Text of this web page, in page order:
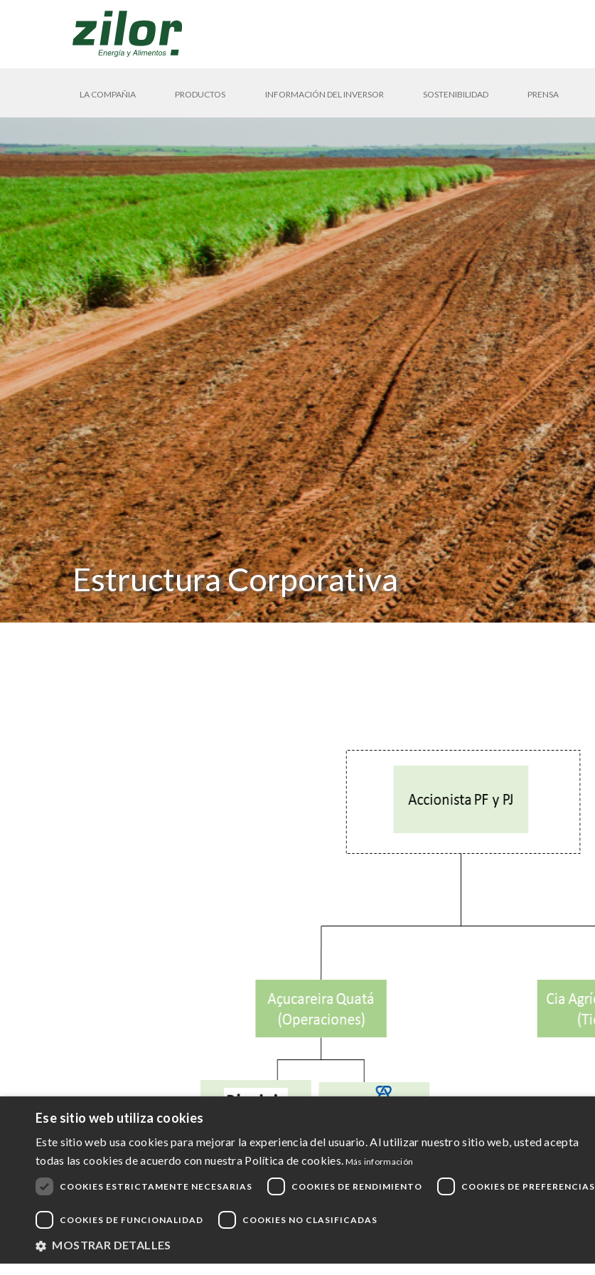
LA COMPAÑIA PRODUCTOS INFORMACIÓN DEL INVERSOR SOSTENIBILIDAD PRENSA
Estructura Corporativa
Ese sitio web utiliza cookies
Este sitio web usa cookies para mejorar la experiencia del usuario. Al utilizar nuestro sitio web, usted acepta
todas las cookies de acuerdo con nuestra Política de cookies. Más información
COOKIES ESTRICTAMENTE NECESARIAS COOKIES DE RENDIMIENTO COOKIES DE PREFERENCIAS
COOKIES DE FUNCIONALIDAD COOKIES NO CLASIFICADAS
MOSTRAR DETALLES